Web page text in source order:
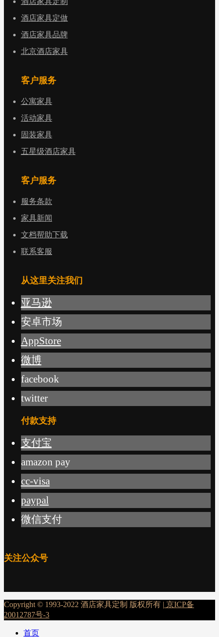
酒店家具定做
酒店家具品牌
北京酒店家具
客户服务
公寓家具
活动家具
固装家具
五星级酒店家具
客户服务
服务条款
家具新闻
文档帮助下载
联系客服
从这里关注我们
亚马逊
安卓市场
AppStore
微博
facebook
twitter
付款支持
支付宝
amazon pay
cc-visa
paypal
微信支付
关注公众号
Copyright © 1993-2022 酒店家具定制 版权所有 | 京ICP备
20012787号-3
首页